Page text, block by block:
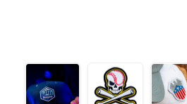
Gorras y Bufandas
Herramientas y llaveros